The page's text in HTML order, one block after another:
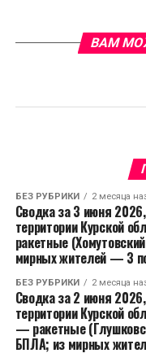
ВАМ
БЕЗ РУБРИКИ 2 месяца
Сводка за 3 июня
территории Курской
ракетные
мирных жителей — 3
БЕЗ РУБРИКИ 2 месяца
Сводка за 2 июня
территории Курской
— ракетные
БПЛА; из мирных